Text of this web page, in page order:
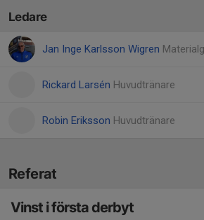
Ledare
Jan Inge Karlsson Wigren
Rickard Larsén Huvudtränare
Robin Eriksson Huvudtränare
Referat
Vinst i första derbyt